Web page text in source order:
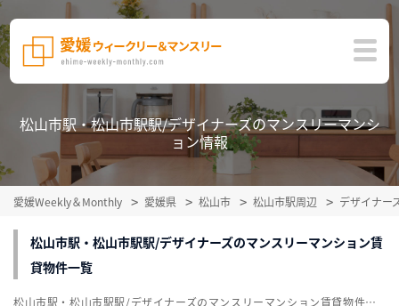
松山市駅・松山市駅駅/デザイナーズのマンスリーマンシ
ョン情報
愛媛Weekly＆Monthly 愛媛県 松山市 松山市駅周辺 デザイナー
松山市駅・松山市駅駅/デザイナーズのマンスリーマンション賃
貸物件一覧
松山市駅・松山市駅駅/デザイナーズのマンスリーマンション賃貸物件一覧を掲載中。敷金・礼金無料、家具・家電付をご紹介。こだわり条件での絞込みも簡単！